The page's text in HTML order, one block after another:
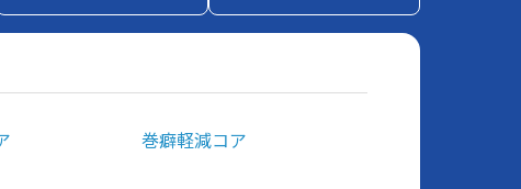
巻癖軽減コア